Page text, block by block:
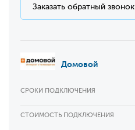
Заказать обратный звонок
Домовой
СРОКИ ПОДКЛЮЧЕНИЯ
СТОИМОСТЬ ПОДКЛЮЧЕНИЯ